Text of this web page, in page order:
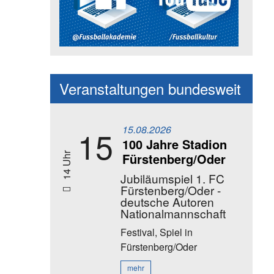
Social Media Kanäle der
Veranstaltungen bundesweit
14 Uhr 15 15.08.2026
100 Jahre Stadion
Fürstenberg/Oder
Jubiläumspiel 1. FC
Fürstenberg/Oder -
deutsche Autoren
Nationalmannschaft
Festival, Spiel in
Fürstenberg/Oder
mehr